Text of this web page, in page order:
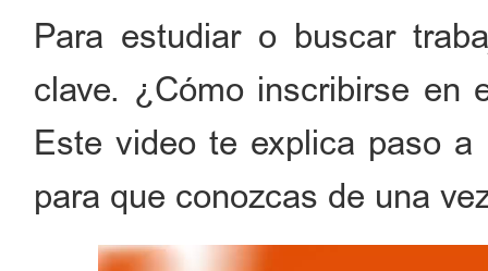
Para estudiar o buscar
clave. ¿Cómo inscribirse en
Este video te explica paso
para que conozcas de una